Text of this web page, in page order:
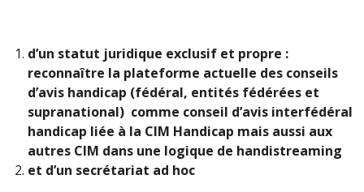
d’un statut juridique exclusif et propre :
reconnaître la plateforme actuelle des conseils
d’avis handicap (fédéral, entités fédérées et
supranational) comme conseil d’avis interfédéral
handicap liée à la CIM Handicap mais aussi aux
autres CIM dans une logique de handistreaming
et d’un secrétariat ad hoc